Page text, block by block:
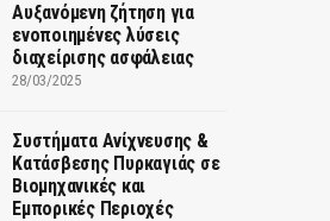
Αυξανόμενη ζήτηση για
ενοποιημένες λύσεις
διαχείρισης ασφάλειας
28/03/2025
Συστήματα Ανίχνευσης &
Κατάσβεσης Πυρκαγιάς σε
Βιομηχανικές και
Εμπορικές Περιοχές